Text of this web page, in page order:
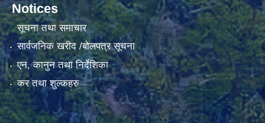
Notices
सूचना तथा समाचार
सार्वजनिक खरीद /बोलपत्र सूचना
एन, कानुन तथा निर्देशिका
कर तथा शुल्कहरु